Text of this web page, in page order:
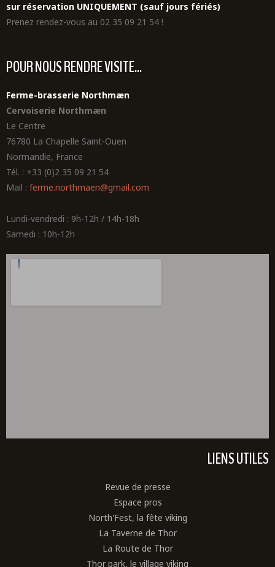
sur réservation UNIQUEMENT (sauf jours fériés)
Prenez rendez-vous au 02 35 09 21 54 !
POUR NOUS RENDRE VISITE...
Ferme-brasserie Northmæn
Cervoiserie Northmæn
Le Centre
76780 La Chapelle Saint-Ouen
Normandie, France
Tél. : +33 (0)2 35 09 21 54
Mail : ferme.northmaen@gmail.com
Lundi-vendredi : 9h-12h / 14h-18h
Samedi : 10h-12h
LIENS UTILES
Revue de presse
Espace pros
North'Fest, la fête viking
La Taverne de Thor
La Route de Thor
Thor park, le village viking